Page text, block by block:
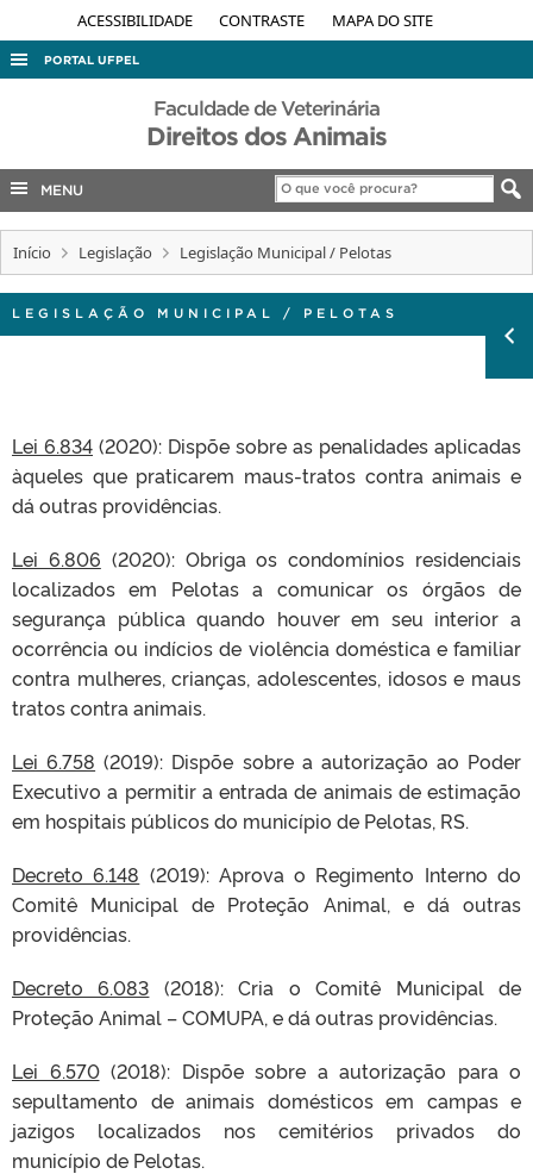
ACESSIBILIDADE CONTRASTE MAPA DO SITE
PORTAL UFPEL
ACESSO À INFORMAÇÃO
EDITAIS
Faculdade de Veterinária
Direitos dos Animais
MENU
Início Legislação Legislação Municipal / Pelotas
LEGISLAÇÃO MUNICIPAL / PELOTAS
Lei 6.834 (2020): Dispõe sobre as penalidades aplicadas
àqueles que praticarem maus-tratos contra animais e
dá outras providências.
Lei 6.806 (2020): Obriga os condomínios residenciais
localizados em Pelotas a comunicar os órgãos de
segurança pública quando houver em seu interior a
ocorrência ou indícios de violência doméstica e familiar
contra mulheres, crianças, adolescentes, idosos e maus
tratos contra animais.
Lei 6.758 (2019): Dispõe sobre a autorização ao Poder
Executivo a permitir a entrada de animais de estimação
em hospitais públicos do município de Pelotas, RS.
Decreto 6.148 (2019): Aprova o Regimento Interno do
Comitê Municipal de Proteção Animal, e dá outras
providências.
Decreto 6.083 (2018): Cria o Comitê Municipal de
Proteção Animal – COMUPA, e dá outras providências.
Lei 6.570(2018): Dispõe sobre a autorização para o
sepultamento de animais domésticos em campas e
jazigos localizados nos cemitérios privados do
município de Pelotas.